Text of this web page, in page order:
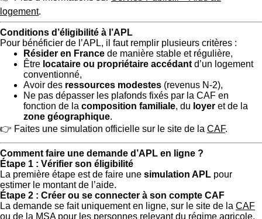
logement.
Conditions d’éligibilité à l’APL
Pour bénéficier de l’APL, il faut remplir plusieurs critères :
Résider en France de manière stable et régulière,
Être locataire ou propriétaire accédant d’un logement
conventionné,
Avoir des ressources modestes (revenus N-2),
Ne pas dépasser les plafonds fixés par la CAF en
fonction de la composition familiale, du loyer et de la
zone géographique.
👉 Faites une simulation officielle sur le site de la CAF.
Comment faire une demande d’APL en ligne ?
Étape 1 : Vérifier son éligibilité
La première étape est de faire une simulation APL pour
estimer le montant de l’aide.
Étape 2 : Créer ou se connecter à son compte CAF
La demande se fait uniquement en ligne, sur le site de la CAF
ou de la MSApour les personnes relevant du régime agricole.